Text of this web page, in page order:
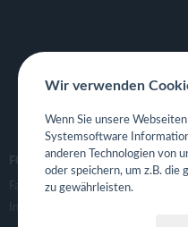
FOLGE UNS
Facebook
Instagram
Wir verwenden
Wenn Sie unsere
Systemsoftware
anderen Technologien von
oder speichern, um z.B. die
zu gewährleisten.